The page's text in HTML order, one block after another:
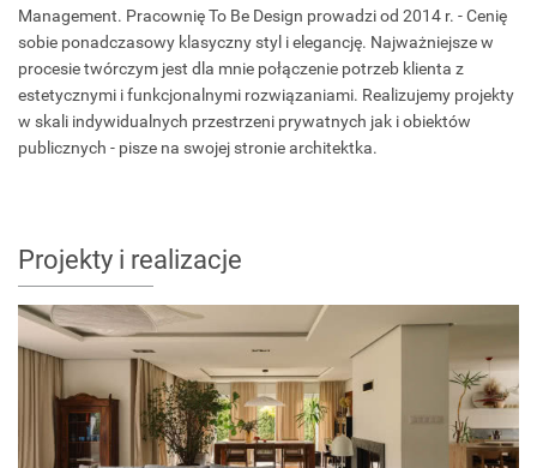
Management. Pracownię To Be Design prowadzi od 2014 r. - Cenię
sobie ponadczasowy klasyczny styl i elegancję. Najważniejsze w
procesie twórczym jest dla mnie połączenie potrzeb klienta z
estetycznymi i funkcjonalnymi rozwiązaniami. Realizujemy projekty
w skali indywidualnych przestrzeni prywatnych jak i obiektów
publicznych - pisze na swojej stronie architektka.
Projekty i realizacje